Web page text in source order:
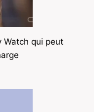
Watch qui peut